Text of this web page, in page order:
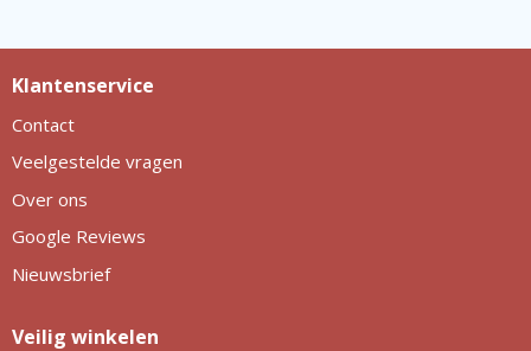
Klantenservice
Contact
Veelgestelde vragen
Over ons
Google Reviews
Nieuwsbrief
Veilig winkelen